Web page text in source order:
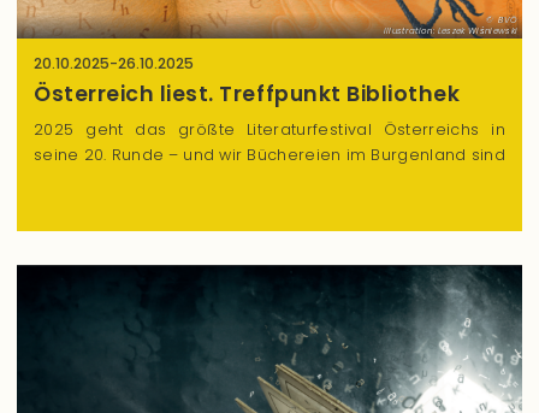
BVÖ
Illustration: Leszek Wiśniewski
20.10.2025-26.10.2025
Österreich liest. Treffpunkt Bibliothek
2025 geht das größte Literaturfestival Österreichs in
seine 20. Runde – und wir Büchereien im Burgenland sind